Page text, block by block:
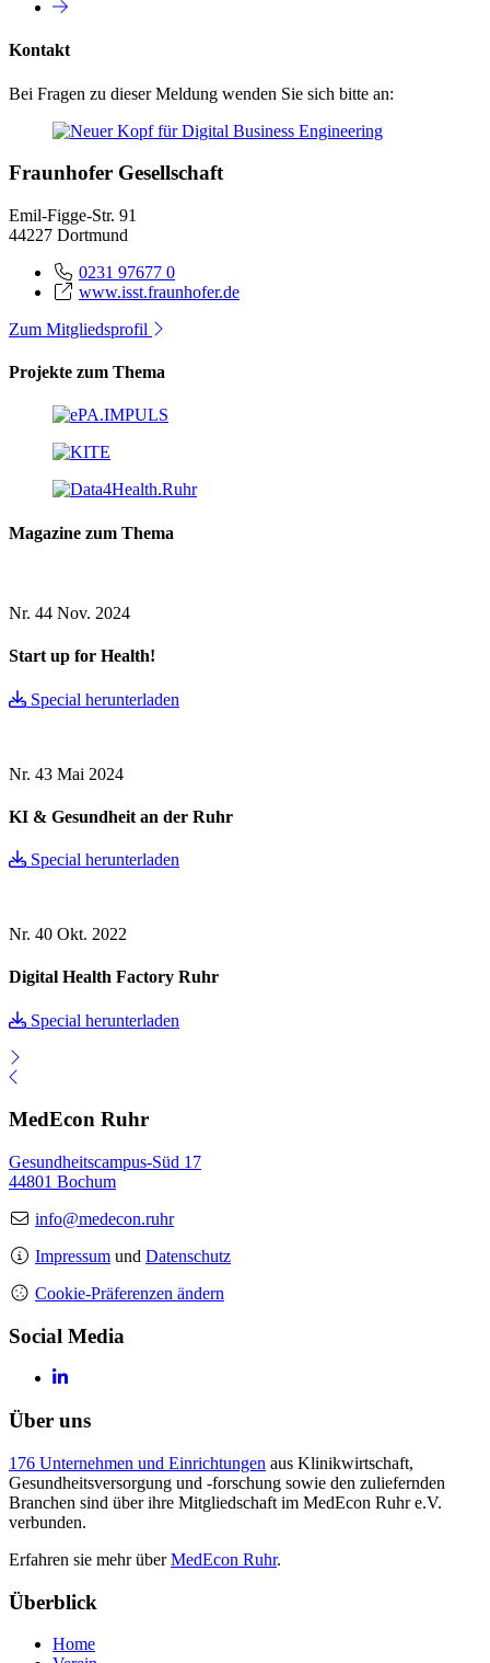
Kontakt
Bei Fragen zu dieser Meldung wenden Sie sich bitte an:
Fraunhofer Gesellschaft
Emil-Figge-Str. 91
44227 Dortmund
0231 97677 0
www.isst.fraunhofer.de
Zum Mitgliedsprofil
Projekte zum Thema
Magazine zum Thema
Nr. 44 Nov. 2024
Start up for Health!
Special herunterladen
Nr. 43 Mai 2024
KI & Gesundheit an der Ruhr
Special herunterladen
Nr. 40 Okt. 2022
Digital Health Factory Ruhr
Special herunterladen
MedEcon Ruhr
Gesundheitscampus-Süd 17
44801 Bochum
info@medecon.ruhr
Impressum und Datenschutz
Cookie-Präferenzen ändern
Social Media
Über uns
176 Unternehmen und Einrichtungen aus Klinikwirtschaft,
Gesundheitsversorgung und -forschung sowie den zuliefernden
Branchen sind über ihre Mitgliedschaft im MedEcon Ruhr e.V.
verbunden.
Erfahren sie mehr überMedEcon Ruhr.
Überblick
Home